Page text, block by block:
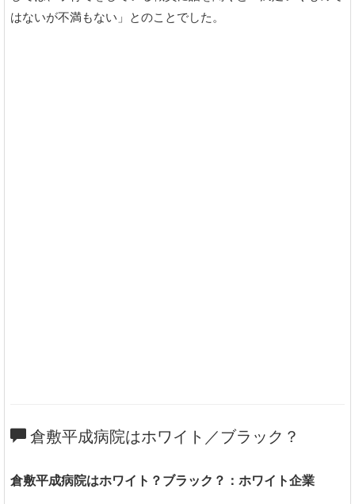
はないが不満もない」とのことでした。
倉敷平成病院はホワイト／ブラック？
倉敷平成病院はホワイト？ブラック？：ホワイト企業